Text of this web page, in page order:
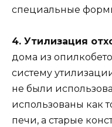
специальные
4. Утилизация
дома из
систему
не были
использованы как
печи, а старые